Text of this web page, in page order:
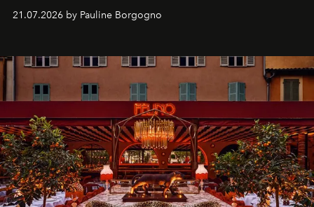
kijker met twee gastronomische creaties.
21.07.2026 by Pauline Borgogno